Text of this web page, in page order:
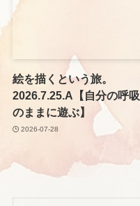
絵を描くという旅。
2026.7.25.A【自分の呼吸
のままに遊ぶ】
2026-07-28